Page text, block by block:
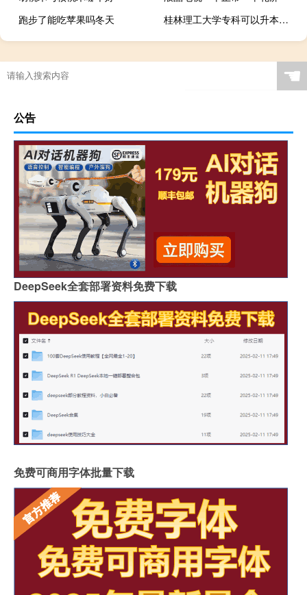
跑步了能吃苹果吗冬天
桂林理工大学专科可以升本科吗
☚
公告
DeepSeek全套部署资料免费下载
免费可商用字体批量下载